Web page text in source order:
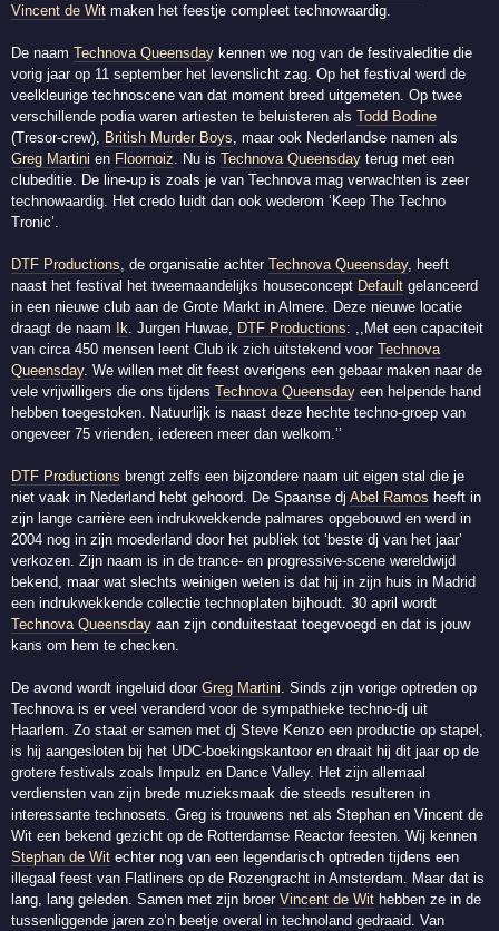
Vincent de Wit maken het feestje compleet technowaardig.
De naamTechnova Queensday kennen we nog van de festivaleditie die
vorig jaar op 11 september het levenslicht zag. Op het festival werd de
veelkleurige technoscene van dat moment breed uitgemeten. Op twee
verschillende podia waren artiesten te beluisteren alsTodd Bodine
(Tresor-crew), British Murder Boys, maar ook Nederlandse namen als
Greg Martini en Floornoiz. Nu isTechnova Queensday terug met een
clubeditie. De line-up is zoals je van Technova mag verwachten is zeer
technowaardig. Het credo luidt dan ook wederom ‘Keep The Techno
Tronic’.
DTF Productions, de organisatie achterTechnova Queensday, heeft
naast het festival het tweemaandelijks houseconcept Default gelanceerd
in een nieuwe club aan de Grote Markt in Almere. Deze nieuwe locatie
draagt de naam
Ik. Jurgen Huwae, DTF Productions: ,,Met een capaciteit
van circa 450 mensen leent Club ik zich uitstekend voorTechnova
Queensday. We willen met dit feest overigens een gebaar maken naar de
vele vrijwilligers die ons tijdensTechnova Queensday een helpende hand
hebben toegestoken. Natuurlijk is naast deze hechte techno-groep van
ongeveer 75 vrienden, iedereen meer dan welkom.’’
DTF Productions brengt zelfs een bijzondere naam uit eigen stal die je
niet vaak in Nederland hebt gehoord. De Spaanse djAbel Ramos heeft in
zijn lange carrière een indrukwekkende palmares opgebouwd en werd in
2004 nog in zijn moederland door het publiek tot ‘beste dj van het jaar’
verkozen. Zijn naam is in de trance- en progressive-scene wereldwijd
bekend, maar wat slechts weinigen weten is dat hij in zijn huis in Madrid
een indrukwekkende collectie technoplaten bijhoudt. 30 april wordt
Technova Queensday aan zijn conduitestaat toegevoegd en dat is jouw
kans om hem te checken.
De avond wordt ingeluid doorGreg Martini. Sinds zijn vorige optreden op
Technova is er veel veranderd voor de sympathieke techno-dj uit
Haarlem. Zo staat er samen met dj Steve Kenzo een productie op stapel,
is hij aangesloten bij het UDC-boekingskantoor en draait hij dit jaar op de
grotere festivals zoals Impulz en Dance Valley. Het zijn allemaal
verdiensten van zijn brede muzieksmaak die steeds resulteren in
interessante technosets. Greg is trouwens net als Stephan en Vincent de
Wit een bekend gezicht op de Rotterdamse Reactor feesten. Wij kennen
Stephan de Wit echter nog van een legendarisch optreden tijdens een
illegaal feest van Flatliners op de Rozengracht in Amsterdam. Maar dat is
lang, lang geleden. Samen met zijn broerVincent de Wit hebben ze in de
tussenliggende jaren zo’n beetje overal in technoland gedraaid. Van